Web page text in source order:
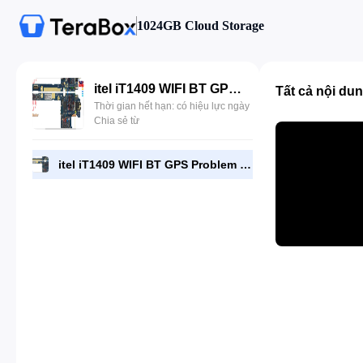
1024GB Cloud Storage
itel iT1409 WIFI BT GPS Problem Repair All Line Jumper ways .mov
Thời gian hết hạn: có hiệu lực ngày
Chia sẻ từ
itel iT1409 WIFI BT GPS Problem Repair All Line Jumper ways .mov
Tất cả nội